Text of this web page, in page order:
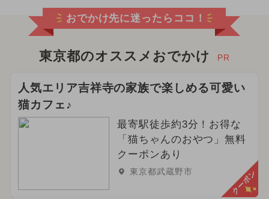
おでかけ先に迷ったらココ！
東京都のオススメおでかけ PR
人気エリア吉祥寺の家族で楽しめる可愛い
猫カフェ♪
最寄駅徒歩約3分！お得な
「猫ちゃんのおやつ」無料
クーポンあり
東京都武蔵野市 クーポン